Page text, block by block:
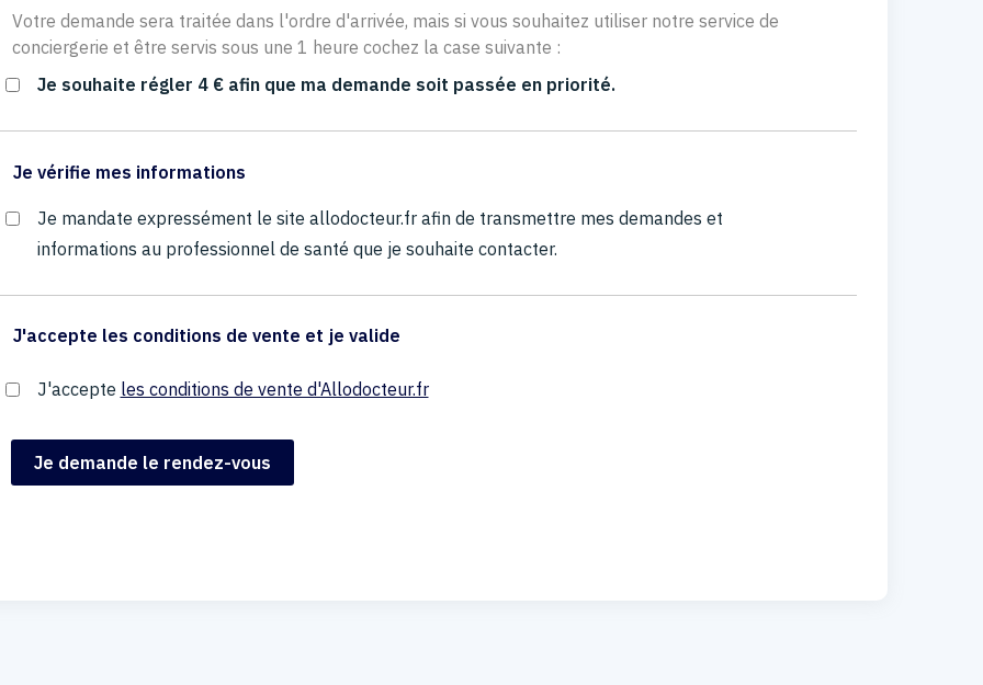
Votre demande sera traitée dans l'ordre d'arrivée, mais si vous souhaitez utiliser notre service de
conciergerie et être servis sous une 1 heure cochez la case suivante :
Je souhaite régler 4 € afin que ma demande soit passée en priorité.
Je vérifie mes informations
Je mandate expressément le site allodocteur.fr afin de transmettre mes demandes et
informations au professionnel de santé que je souhaite contacter.
J'accepte les conditions de vente et je valide
J'accepte les conditions de vente d'Allodocteur.fr